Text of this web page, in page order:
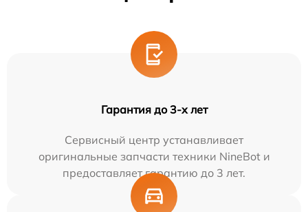
Гарантия до 3-х лет
Сервисный центр устанавливает
оригинальные запчасти техники NineBot и
предоставляет гарантию до 3 лет.